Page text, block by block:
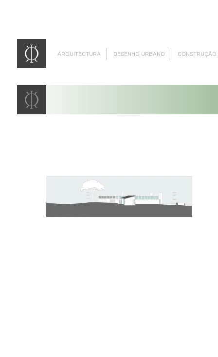
ARQUITECTURA DESENHO URBANO CONSTRUÇÃO